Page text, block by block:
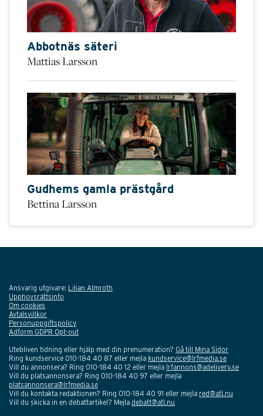
Abbotnäs säteri
Mattias Larsson
Gudhems gamla prästgård
Bettina Larsson
Ansvarig utgivare: Lilian Almroth
Upphovsrättsinfo
Om cookies
Avtalsvillkor
Personuppgiftspolicy
Adform GDPR Opt-out
Utebliven tidning eller hjälp med din prenumeration? Gå till Mina Sidor
Ring kundservice 010-184 40 87 eller mejla kundservice@lrfmedia.se
Vill du annonsera? Ring 010-184 40 12 eller mejla lrfannons@adelivery.se
Vill du platsannonsera? Ring 010-184 40 97 eller mejla
platsannonsera@lrfmedia.se
Vill du kontakta redaktionen? Ring 010-184 40 91 eller mejla red@atl.nu
Vill du skicka in en debattartikel? Mejla debatt@atl.nu